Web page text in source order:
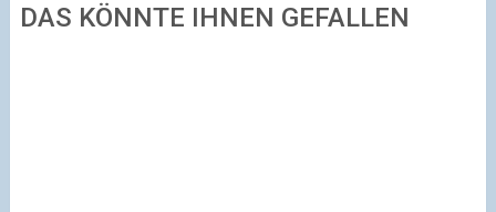
DAS KÖNNTE IHNEN GEFALLEN